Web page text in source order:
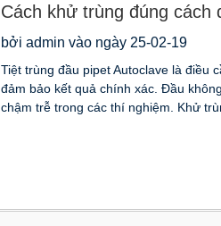
Cách khử trùng đúng cách
bởi admin vào ngày 25-02-19
Tiệt trùng đầu pipet Autoclave là điều
đảm bảo kết quả chính xác. Đầu
chậm trễ trong các thí nghiệm. Khử